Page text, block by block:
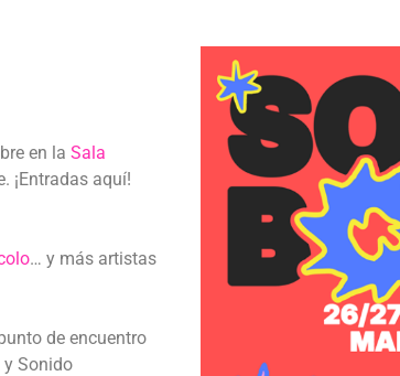
en laSala
¡Entradas aquí!
… y más artistas
de encuentro
y Sonido